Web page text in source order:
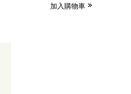
加入購物車